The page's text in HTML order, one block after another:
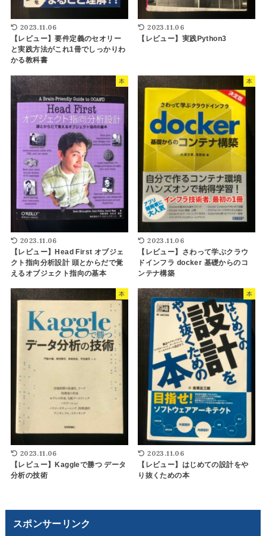
2023.11.06
【レビュー】要件定義のセオリー
と実践方法がこれ1冊でしっかりわ
かる教科書
2023.11.06
【レビュー】実践Python3
本
2023.11.06
【レビュー】Head First オブジェ
クト指向分析設計 頭とからだで覚
えるオブジェクト指向の基本
本
2023.11.06
【レビュー】さわって学ぶクラウ
ドインフラ docker 基礎からのコ
ンテナ構築
本
2023.11.06
【レビュー】Kaggleで勝つ データ
分析の技術
本
2023.11.06
【レビュー】はじめての設計をや
り抜くための本
スポンサーリンク